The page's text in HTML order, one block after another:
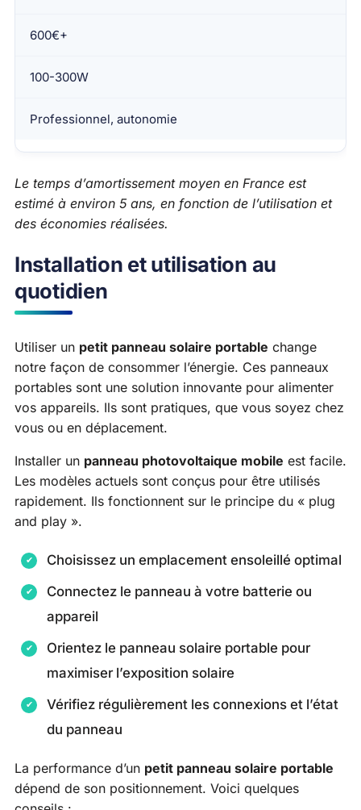
600€+
100-300W
Professionnel, autonomie
Le temps d’amortissement moyen en France est
estimé à environ 5 ans, en fonction de l’utilisation et
des économies réalisées.
Installation et utilisation au
quotidien
Utiliser un petit panneau solaire portable change
notre façon de consommer l’énergie. Ces panneaux
portables sont une solution innovante pour alimenter
vos appareils. Ils sont pratiques, que vous soyez chez
vous ou en déplacement.
Installer un panneau photovoltaique mobile est facile.
Les modèles actuels sont conçus pour être utilisés
rapidement. Ils fonctionnent sur le principe du « plug
and play ».
Choisissez un emplacement ensoleillé optimal
Connectez le panneau à votre batterie ou
appareil
Orientez le panneau solaire portable pour
maximiser l’exposition solaire
Vérifiez régulièrement les connexions et l’état
du panneau
La performance d’un petit panneau solaire portable
dépend de son positionnement. Voici quelques